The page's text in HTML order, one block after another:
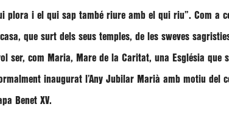
plora i el qui sap també riure amb el qui riu”. Com a
que surt dels seus temples, de les sweves
ser, com Maria, Mare de la Caritat, una Església
inaugurat l’Any Jubilar Marià amb motiu del
Benet XV.